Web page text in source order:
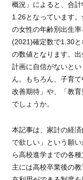
概況」によると、合
1.26となっています
の女性の年齢別出生
(2021)確定数で1.30
の数値となります。
計画に自信がないと
ん。もちろん、子育
改善期待」や、「教
でしょうか。
本記事は、家計の経
で欲しい」という願
ら高校進学までの各
主には高校卒業後の